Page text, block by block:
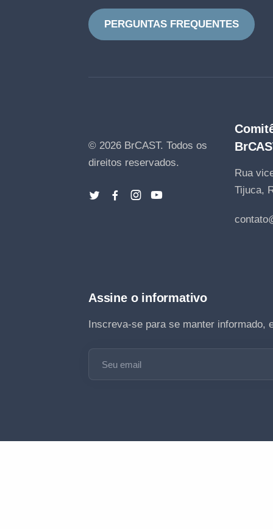
PERGUNTAS FREQUENTES
© 2026 BrCAST. Todos os
direitos reservados.
Rua
Tijuca,
Assine o informativo
Inscreva-se para se manter
Seu email